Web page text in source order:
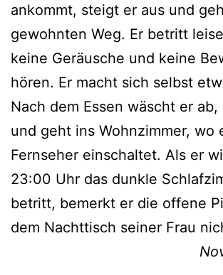
ankommt, steigt er aus und
gewohnten Weg. Er betritt
keine Geräusche und keine
hören. Er macht sich selbst
Nach dem Essen wäscht er
und geht ins Wohnzimmer, wo
Fernseher einschaltet. Als er
23:00 Uhr das dunkle
betritt, bemerkt er die offene
dem Nachttisch seiner Frau